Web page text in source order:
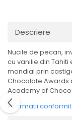
Descriere
Nucile de pecan,
cu vanilie din
mondial prin
Chocolate Awards
Academy of
Informatii